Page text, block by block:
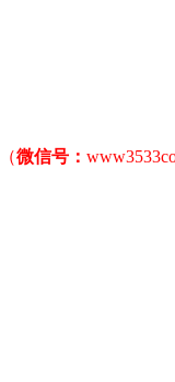
（微信号：